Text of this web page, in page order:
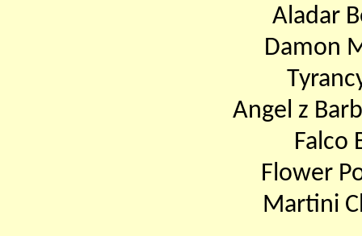
Aladar
Damon
Angel z
Falco
Flower
Martini